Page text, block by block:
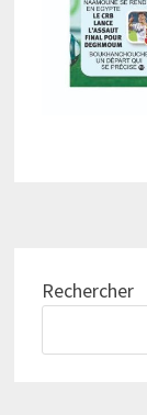
Rechercher